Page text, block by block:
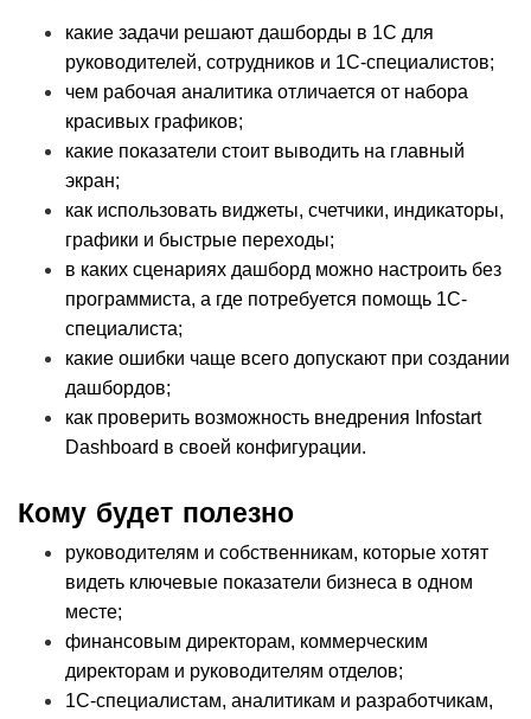
какие задачи решают дашборды в 1С для
руководителей, сотрудников и 1С-специалистов;
чем рабочая аналитика отличается от набора
красивых графиков;
какие показатели стоит выводить на главный
экран;
как использовать виджеты, счетчики, индикаторы,
графики и быстрые переходы;
в каких сценариях дашборд можно настроить без
программиста, а где потребуется помощь 1С-
специалиста;
какие ошибки чаще всего допускают при создании
дашбордов;
как проверить возможность внедрения Infostart
Dashboard в своей конфигурации.
Кому будет полезно
руководителям и собственникам, которые хотят
видеть ключевые показатели бизнеса в одном
месте;
финансовым директорам, коммерческим
директорам и руководителям отделов;
1С-специалистам, аналитикам и разработчикам,